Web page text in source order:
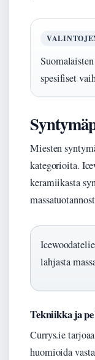
spesifiset
Miesten
kategorioita.
keramiikasta
lahjasta
Tekniikka ja
Currys.ie
huomioida